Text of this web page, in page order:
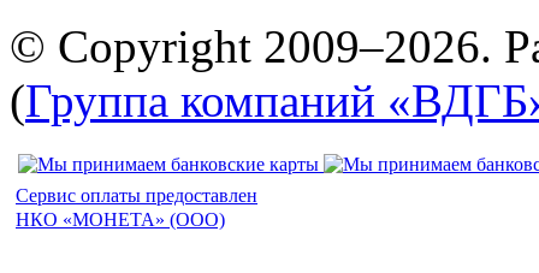
© Copyright 2009–2026.
(Группа компаний
Сервис оплаты предоставлен
НКО «МОНЕТА» (ООО)